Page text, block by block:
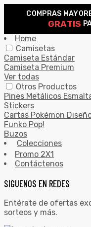
COMPRAS
GRATIS
Home
Camisetas
Camiseta Estándar
Camiseta Premium
Ver todas
Otros Productos
Pines Metálicos
Stickers
Cartas Pokémon
Funko Pop!
Buzos
Colecciones
Promo 2X1
Contáctenos
SIGUENOS EN REDES
Entérate de ofertas
sorteos y más.